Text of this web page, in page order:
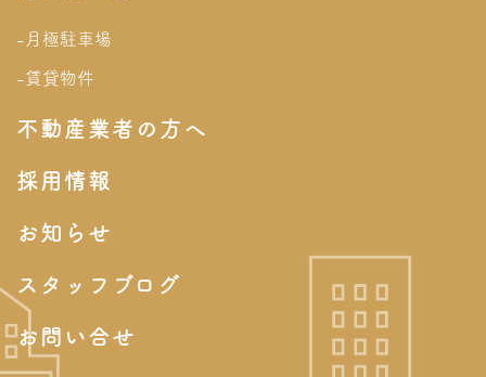
-月極駐車場
-賃貸物件
不動産業者の方へ
採用情報
お知らせ
スタッフブログ
お問い合せ